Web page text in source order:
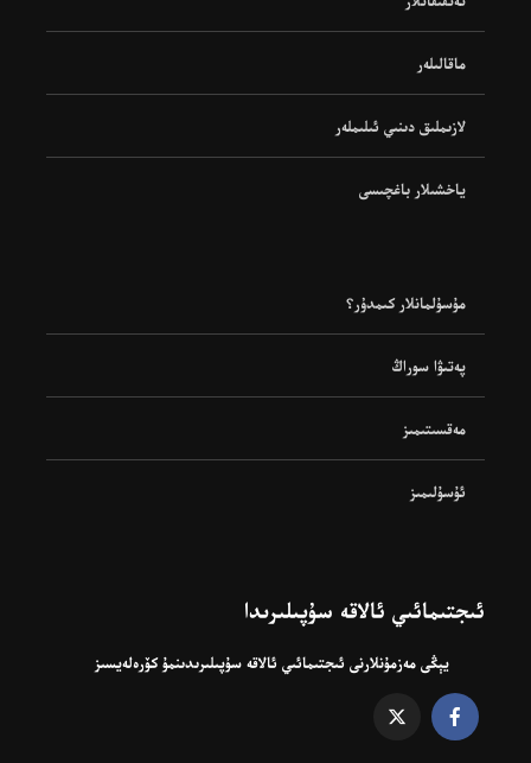
ماقالىلەر
لازىملىق دىنىي ئىلىملەر
ياخشىلار باغچىسى
مۇسۇلمانلار كىمدۇر؟
پەتىۋا سوراڭ
مەقسىتىمىز
ئۇسۇلىمىز
ئىجتىمائىي ئالاقە سۇپىلىرىدا
يېڭى مەزمۇنلارنى ئىجتىمائىي ئالاقە سۇپىلىرىدىنمۇ كۆرەلەيسىز